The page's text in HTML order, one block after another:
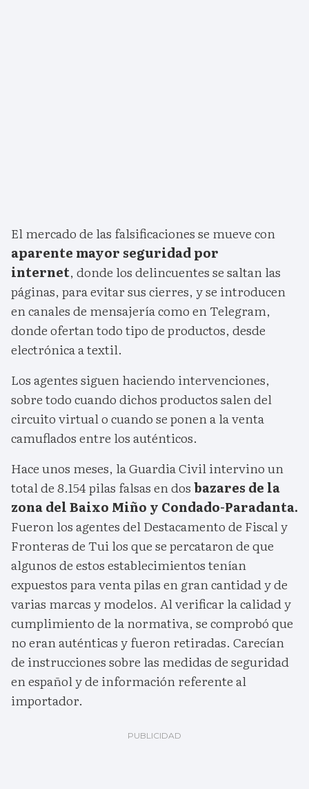
El mercado de las falsificaciones se mueve con
aparente mayor seguridad por
internet, donde los delincuentes se saltan las
páginas, para evitar sus cierres, y se introducen
en canales de mensajería como en Telegram,
donde ofertan todo tipo de productos, desde
electrónica a textil.
Los agentes siguen haciendo intervenciones,
sobre todo cuando dichos productos salen del
circuito virtual o cuando se ponen a la venta
camuflados entre los auténticos.
Hace unos meses, la Guardia Civil intervino un
total de 8.154 pilas falsas en dosbazares de la
zona del Baixo Miño y Condado-Paradanta.
Fueron los agentes del Destacamento de Fiscal y
Fronteras de Tui los que se percataron de que
algunos de estos establecimientos tenían
expuestos para venta pilas en gran cantidad y de
varias marcas y modelos. Al verificar la calidad y
cumplimiento de la normativa, se comprobó que
no eran auténticas y fueron retiradas. Carecían
de instrucciones sobre las medidas de seguridad
en español y de información referente al
importador.